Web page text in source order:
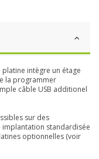
platine intègre un étage
la programmer
câble USB additionel
sur des
implantation standardisée
optionnelles (voir